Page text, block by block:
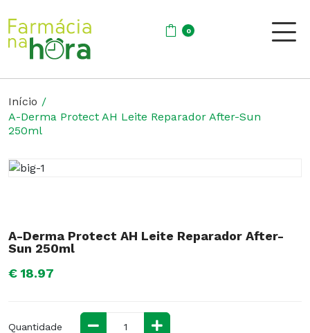
0
Início
A-Derma Protect AH Leite Reparador After-Sun
250ml
A-Derma Protect AH Leite Reparador After-
Sun 250ml
€ 18.97
Quantidade